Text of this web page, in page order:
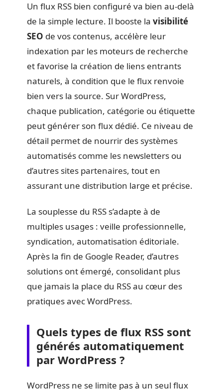
Un flux RSS bien configuré va bien au-delà
de la simple lecture. Il booste la visibilité
SEO de vos contenus, accélère leur
indexation par les moteurs de recherche
et favorise la création de liens entrants
naturels, à condition que le flux renvoie
bien vers la source. Sur WordPress,
chaque publication, catégorie ou étiquette
peut générer son flux dédié. Ce niveau de
détail permet de nourrir des systèmes
automatisés comme les newsletters ou
d’autres sites partenaires, tout en
assurant une distribution large et précise.
La souplesse du RSS s’adapte à de
multiples usages : veille professionnelle,
syndication, automatisation éditoriale.
Après la fin de Google Reader, d’autres
solutions ont émergé, consolidant plus
que jamais la place du RSS au cœur des
pratiques avec WordPress.
Quels types de flux RSS sont
générés automatiquement
par WordPress ?
WordPress ne se limite pas à un seul flux